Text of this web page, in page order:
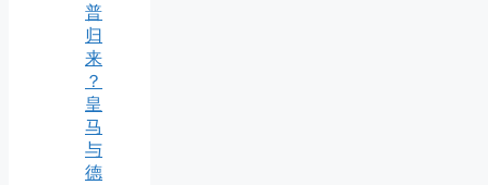
普
归
来
？
皇
马
与
德